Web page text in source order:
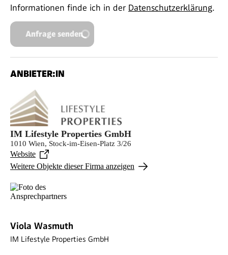
Informationen finde ich in der Datenschutzerklärung.
Anfrage senden
ANBIETER:IN
IM Lifestyle Properties GmbH
1010 Wien, Stock-im-Eisen-Platz 3/26
Website
Weitere Objekte dieser Firma anzeigen
Viola Wasmuth
IM Lifestyle Properties GmbH